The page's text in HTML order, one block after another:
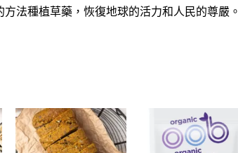
方法種植草藥，恢復地球的活力和人民的尊嚴。